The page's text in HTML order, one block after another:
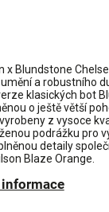
x Blundstone
a robustního
klasických bot
o ještě větší
z vysoce
podrážku pro
detaily
Blaze Orange.